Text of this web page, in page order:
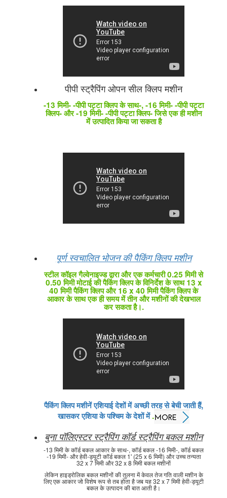
पीपी स्ट्रैपिंग ओपन सील क्लिप मशीन
-13 मिमी- -पीपी पट्टा क्लिप के साथ-, -16 मिमी- -पीपी पट्टा
क्लिप- और -19 मिमी- -पीपी पट्टा क्लिप- जिसे एक ही मशीन
में उत्पादित किया जा सकता है
पूर्ण स्वचालित भोजन की पैकिंग क्लिप मशीन
स्टील कॉइल गैल्वेनाइज्ड द्वारा और एक कर्मचारी 0.25 मिमी से
0.50 मिमी मोटाई की पैकिंग क्लिप के विनिर्देश के साथ 13 x
40 मिमी पैकिंग क्लिप और 16 x 40 मिमी पैकिंग क्लिप के
आकार के साथ एक ही समय में तीन और मशीनों की देखभाल
कर सकता है।.
पैकिंग क्लिप मशीनें एशियाई देशों में अच्छी तरह से बेची जाती हैं,
खासकर एशिया के पश्चिम के देशों में.
बुना पॉलिएस्टर स्ट्रैपिंग कॉर्ड स्ट्रैपिंग बकल मशीन
-13 मिमी के कॉर्ड बकल आकार के साथ-, कॉर्ड बकल -16 मिमी-, कॉर्ड बकल
-19 मिमी- और हेवी-ड्यूटी कॉर्ड बकल 1' (25 x 6 मिमी) और उच्च तन्यता
32 x 7 मिमी और 32 x 8 मिमी बकल मशीनों
लेकिन हाइड्रोलिक बकल मशीनों की तुलना में केवल तेज गति वाली मशीन के
लिए एक आकार जो विशेष रूप से तब होता है जब यह 32 x 7 मिमी हेवी-ड्यूटी
बकल के उत्पादन की बात आती है।